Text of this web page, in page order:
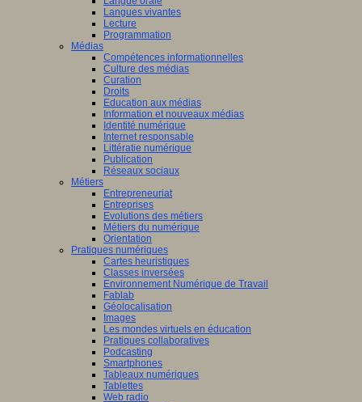
Langues vivantes
Lecture
Programmation
Médias
Compétences informationnelles
Culture des médias
Curation
Droits
Education aux médias
Information et nouveaux médias
Identité numérique
Internet responsable
Littératie numérique
Publication
Réseaux sociaux
Métiers
Entrepreneuriat
Entreprises
Evolutions des métiers
Métiers du numérique
Orientation
Pratiques numériques
Cartes heuristiques
Classes inversées
Environnement Numérique de Travail
Fablab
Géolocalisation
Images
Les mondes virtuels en éducation
Pratiques collaboratives
Podcasting
Smartphones
Tableaux numériques
Tablettes
Web radio